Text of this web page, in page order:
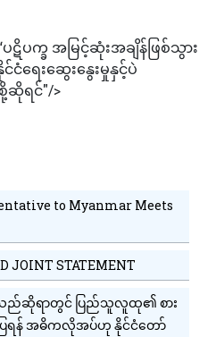
ပဋိပက္ခ အမြင့်ဆုံးအချိန်ဖြစ်သွား
ငံရေးဆွေးနွေးမှုနှင့်ပဲ
ဆိုရင်"/>
သင်္ကြန်ကာလ ပြည်ထောင်စုတိုင်းရင်းသ
စစ်တွေမြို့ ဝေသာလီကွင်းတွင် ရခိုင်နာ
to Myanmar Meets
JOINT STATEMENT
ည်ဆိုရာတွင် ပြည်သူလူထု၏ စား
ြေရန် အဓိကလိုအပ်ဟု နိုင်ငံတော်